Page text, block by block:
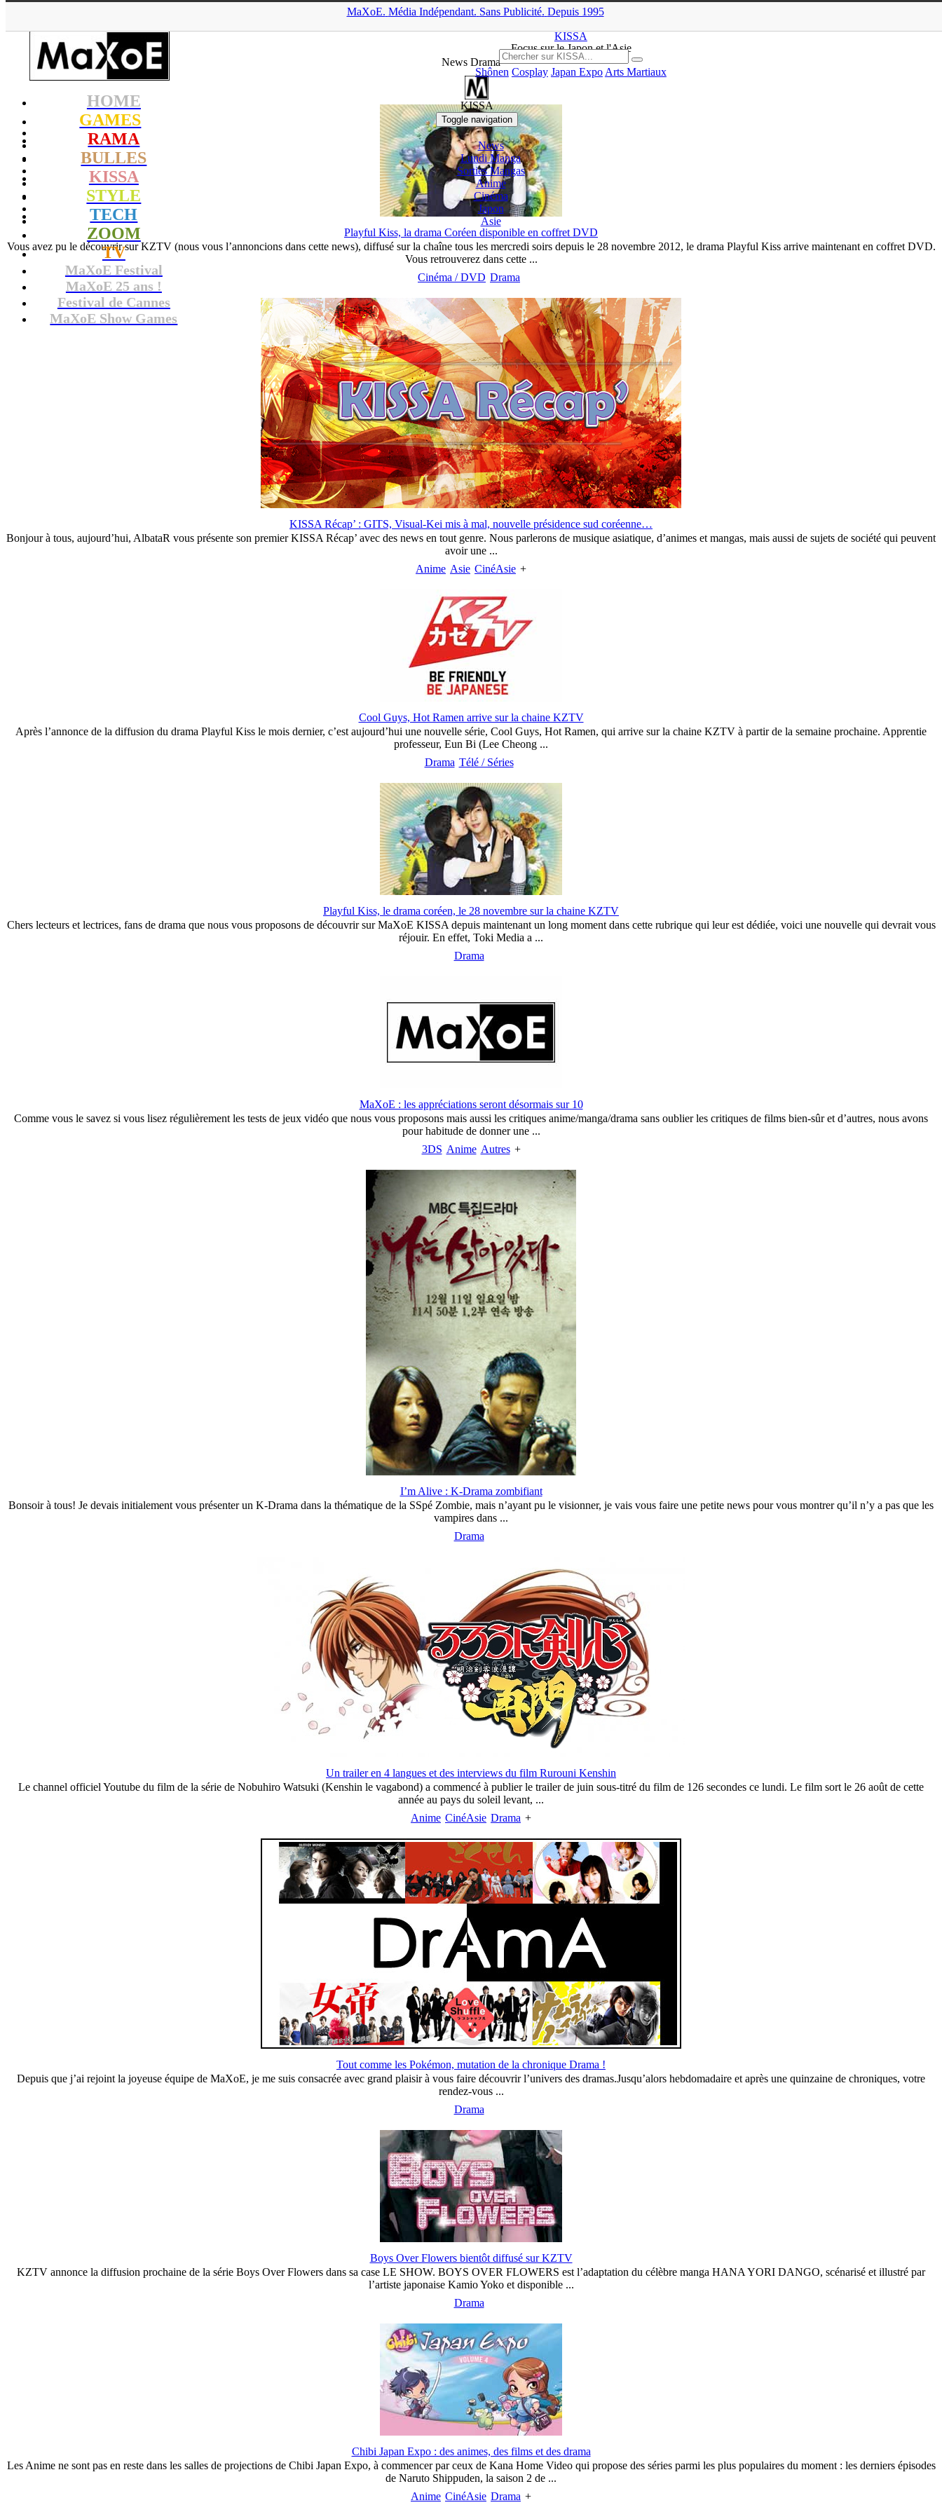
MaXoE. Média Indépendant. Sans Publicité. Depuis 1995
HOME
GAMES
RAMA
BULLES
KISSA
STYLE
TECH
ZOOM
TV
MaXoE Festival
MaXoE 25 ans !
Festival de Cannes
MaXoE Show Games
KISSA
Focus sur le Japon et l'Asie
Shônen Cosplay Japan Expo Arts Martiaux
KISSA
Toggle navigation
News
Lundi Manga
Sorties Mangas
Anime
Cinéma
Japon
Asie
▲
News Drama
Playful Kiss, la drama Coréen disponible en coffret DVD
Vous avez pu le découvrir sur KZTV (nous vous l’annoncions dans cette news), diffusé sur la chaîne tous les mercredi soirs depuis le 28 novembre 2012, le drama Playful Kiss arrive maintenant en coffret DVD.
Vous retrouverez dans cette ...
Cinéma / DVD Drama
KISSA Récap’ : GITS, Visual-Kei mis à mal, nouvelle présidence sud coréenne…
Bonjour à tous, aujourd’hui, AlbataR vous présente son premier KISSA Récap’ avec des news en tout genre. Nous parlerons de musique asiatique, d’animes et mangas, mais aussi de sujets de société qui peuvent
avoir une ...
Anime Asie CinéAsie +
Cool Guys, Hot Ramen arrive sur la chaine KZTV
Après l’annonce de la diffusion du drama Playful Kiss le mois dernier, c’est aujourd’hui une nouvelle série, Cool Guys, Hot Ramen, qui arrive sur la chaine KZTV à partir de la semaine prochaine. Apprentie
professeur, Eun Bi (Lee Cheong ...
Drama Télé / Séries
Playful Kiss, le drama coréen, le 28 novembre sur la chaine KZTV
Chers lecteurs et lectrices, fans de drama que nous vous proposons de découvrir sur MaXoE KISSA depuis maintenant un long moment dans cette rubrique qui leur est dédiée, voici une nouvelle qui devrait vous
réjouir. En effet, Toki Media a ...
Drama
MaXoE : les appréciations seront désormais sur 10
Comme vous le savez si vous lisez régulièrement les tests de jeux vidéo que nous vous proposons mais aussi les critiques anime/manga/drama sans oublier les critiques de films bien-sûr et d’autres, nous avons
pour habitude de donner une ...
3DS Anime Autres +
I’m Alive : K-Drama zombifiant
Bonsoir à tous! Je devais initialement vous présenter un K-Drama dans la thématique de la SSpé Zombie, mais n’ayant pu le visionner, je vais vous faire une petite news pour vous montrer qu’il n’y a pas que les
vampires dans ...
Drama
Un trailer en 4 langues et des interviews du film Rurouni Kenshin
Le channel officiel Youtube du film de la série de Nobuhiro Watsuki (Kenshin le vagabond) a commencé à publier le trailer de juin sous-titré du film de 126 secondes ce lundi. Le film sort le 26 août de cette
année au pays du soleil levant, ...
Anime CinéAsie Drama +
Tout comme les Pokémon, mutation de la chronique Drama !
Depuis que j’ai rejoint la joyeuse équipe de MaXoE, je me suis consacrée avec grand plaisir à vous faire découvrir l’univers des dramas.Jusqu’alors hebdomadaire et après une quinzaine de chroniques, votre
rendez-vous ...
Drama
Boys Over Flowers bientôt diffusé sur KZTV
KZTV annonce la diffusion prochaine de la série Boys Over Flowers dans sa case LE SHOW. BOYS OVER FLOWERS est l’adaptation du célèbre manga HANA YORI DANGO, scénarisé et illustré par
l’artiste japonaise Kamio Yoko et disponible ...
Drama
Chibi Japan Expo : des animes, des films et des drama
Les Anime ne sont pas en reste dans les salles de projections de Chibi Japan Expo, à commencer par ceux de Kana Home Video qui propose des séries parmi les plus populaires du moment : les derniers épisodes
de Naruto Shippuden, la saison 2 de ...
Anime CinéAsie Drama +